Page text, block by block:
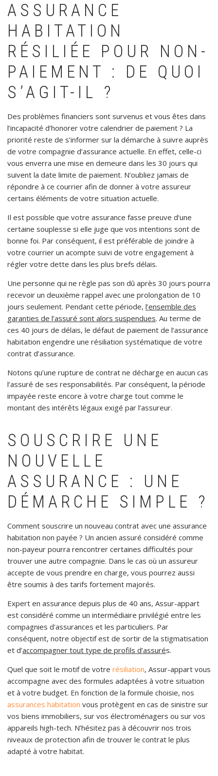
ASSURANCE
HABITATION
RÉSILIÉE POUR NON-
PAIEMENT : DE QUOI
S’AGIT-IL ?
Des problèmes financiers sont survenus et vous êtes dans
l’incapacité d’honorer votre calendrier de paiement ? La
priorité reste de s’informer sur la démarche à suivre auprès
de votre compagnie d’assurance actuelle. En effet, celle-ci
vous enverra une mise en demeure dans les 30 jours qui
suivent la date limite de paiement. N’oubliez jamais de
répondre à ce courrier afin de donner à votre assureur
certains éléments de votre situation actuelle.
Il est possible que votre assurance fasse preuve d‘une
certaine souplesse si elle juge que vos intentions sont de
bonne foi. Par conséquent, il est préférable de joindre à
votre courrier un acompte suivi de votre engagement à
régler votre dette dans les plus brefs délais.
Une personne qui ne règle pas son dû après 30 jours pourra
recevoir un deuxième rappel avec une prolongation de 10
jours seulement. Pendant cette période, l’ensemble des
garanties de l’assuré sont alors suspendues. Au terme de
ces 40 jours de délais, le défaut de paiement de l’assurance
habitation engendre une résiliation systématique de votre
contrat d’assurance.
Notons qu’une rupture de contrat ne décharge en aucun cas
l’assuré de ses responsabilités. Par conséquent, la période
impayée reste encore à votre charge tout comme le
montant des intérêts légaux exigé par l’assureur.
SOUSCRIRE UNE
NOUVELLE
ASSURANCE : UNE
DÉMARCHE SIMPLE ?
Comment souscrire un nouveau contrat avec une assurance
habitation non payée ? Un ancien assuré considéré comme
non-payeur pourra rencontrer certaines difficultés pour
trouver une autre compagnie. Dans le cas où un assureur
accepte de vous prendre en charge, vous pourrez aussi
être soumis à des tarifs fortement majorés.
Expert en assurance depuis plus de 40 ans, Assur-appart
est considéré comme un intermédiaire privilégié entre les
compagnies d'assurances et les particuliers. Par
conséquent, notre objectif est de sortir de la stigmatisation
et d’accompagner tout type de profils d’assurés.
Quel que soit le motif de votre résiliation, Assur-appart vous
accompagne avec des formules adaptées à votre situation
et à votre budget. En fonction de la formule choisie, nos
assurances habitation vous protègent en cas de sinistre sur
vos biens immobiliers, sur vos électroménagers ou sur vos
appareils high-tech. N’hésitez pas à découvrir nos trois
niveaux de protection afin de trouver le contrat le plus
adapté à votre habitat.